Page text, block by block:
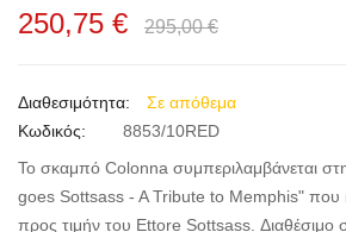
της
εικόνων
αρχή
συλλογής
εικόνων
250,75 €
295,00 €
Σε απόθεμα
Κωδικός
8853/10RED
Το σκαμπό Colonna συμπεριλαμβάνεται
goes Sottsass - A Tribute to Memphis" που
προς τιμήν του Ettore Sottsass. Διαθέσιμο